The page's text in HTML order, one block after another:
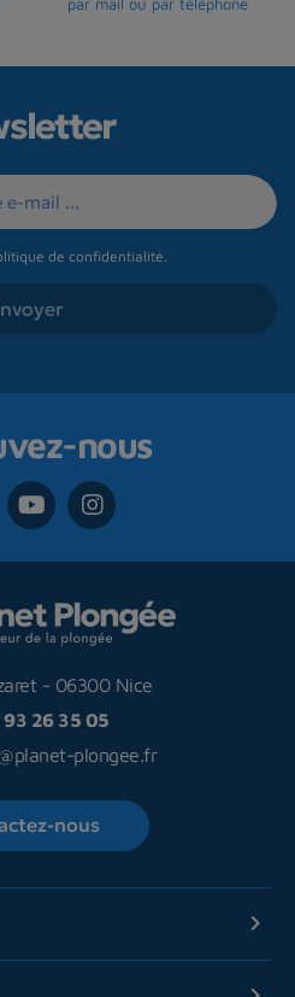
de confidentialité
nous
- 06300 Nice
26 35 05
plongee.fr
nous
